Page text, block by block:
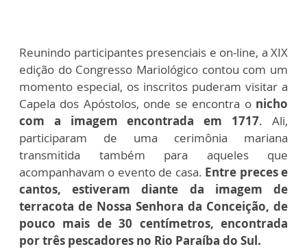
Reunindo participantes presenciais e on-line, a XIX
edição do Congresso Mariológico contou com um
momento especial, os inscritos puderam visitar a
Capela dos Apóstolos, onde se encontra o nicho
com a imagem encontrada em 1717. Ali,
participaram de uma cerimônia mariana
transmitida também para aqueles que
acompanhavam o evento de casa. Entre preces e
cantos, estiveram diante da imagem de
terracota de Nossa Senhora da Conceição, de
pouco mais de 30 centímetros, encontrada
por três pescadores no Rio Paraíba do Sul.